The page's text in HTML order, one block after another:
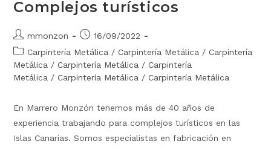
Complejos turísticos
mmonzon
16/09/2022
Carpintería Metálica / Carpintería Metálica / Carpintería
Metálica / Carpintería Metálica / Carpintería
Metálica / Carpintería Metálica / Carpintería Metálica
En Marrero Monzón tenemos más de 40 años de
experiencia trabajando para complejos turísticos en las
Islas Canarias. Somos especialistas en fabricación en